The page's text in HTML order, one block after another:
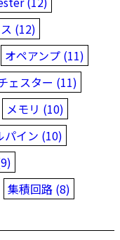
(12)
オペアンプ (11)
ェスター (11)
メモリ (10)
パイン (10)
集積回路 (8)